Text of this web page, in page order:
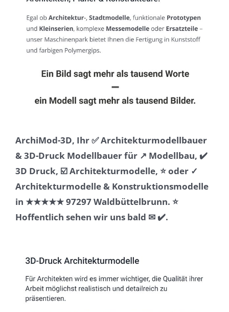
ArchiMod-3D, Ihr ✅ Architekturmodellbauer
& 3D-Druck Modellbauer für ↗️ Modellbau, ✔️
3D Druck, ☑️ Architekturmodelle, ⭐ oder ✓
Architekturmodelle & Konstruktionsmodelle
in ★★★★★ 97297 Waldbüttelbrunn. ⭐
Hoffentlich sehen wir uns bald ✉ ✔️.